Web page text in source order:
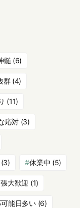
髄 (6)
群(4)
(11)
応対(3)
休業中 (5)
大歓迎 (1)
能日多い(6)